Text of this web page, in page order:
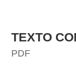
TEXTO
PDF